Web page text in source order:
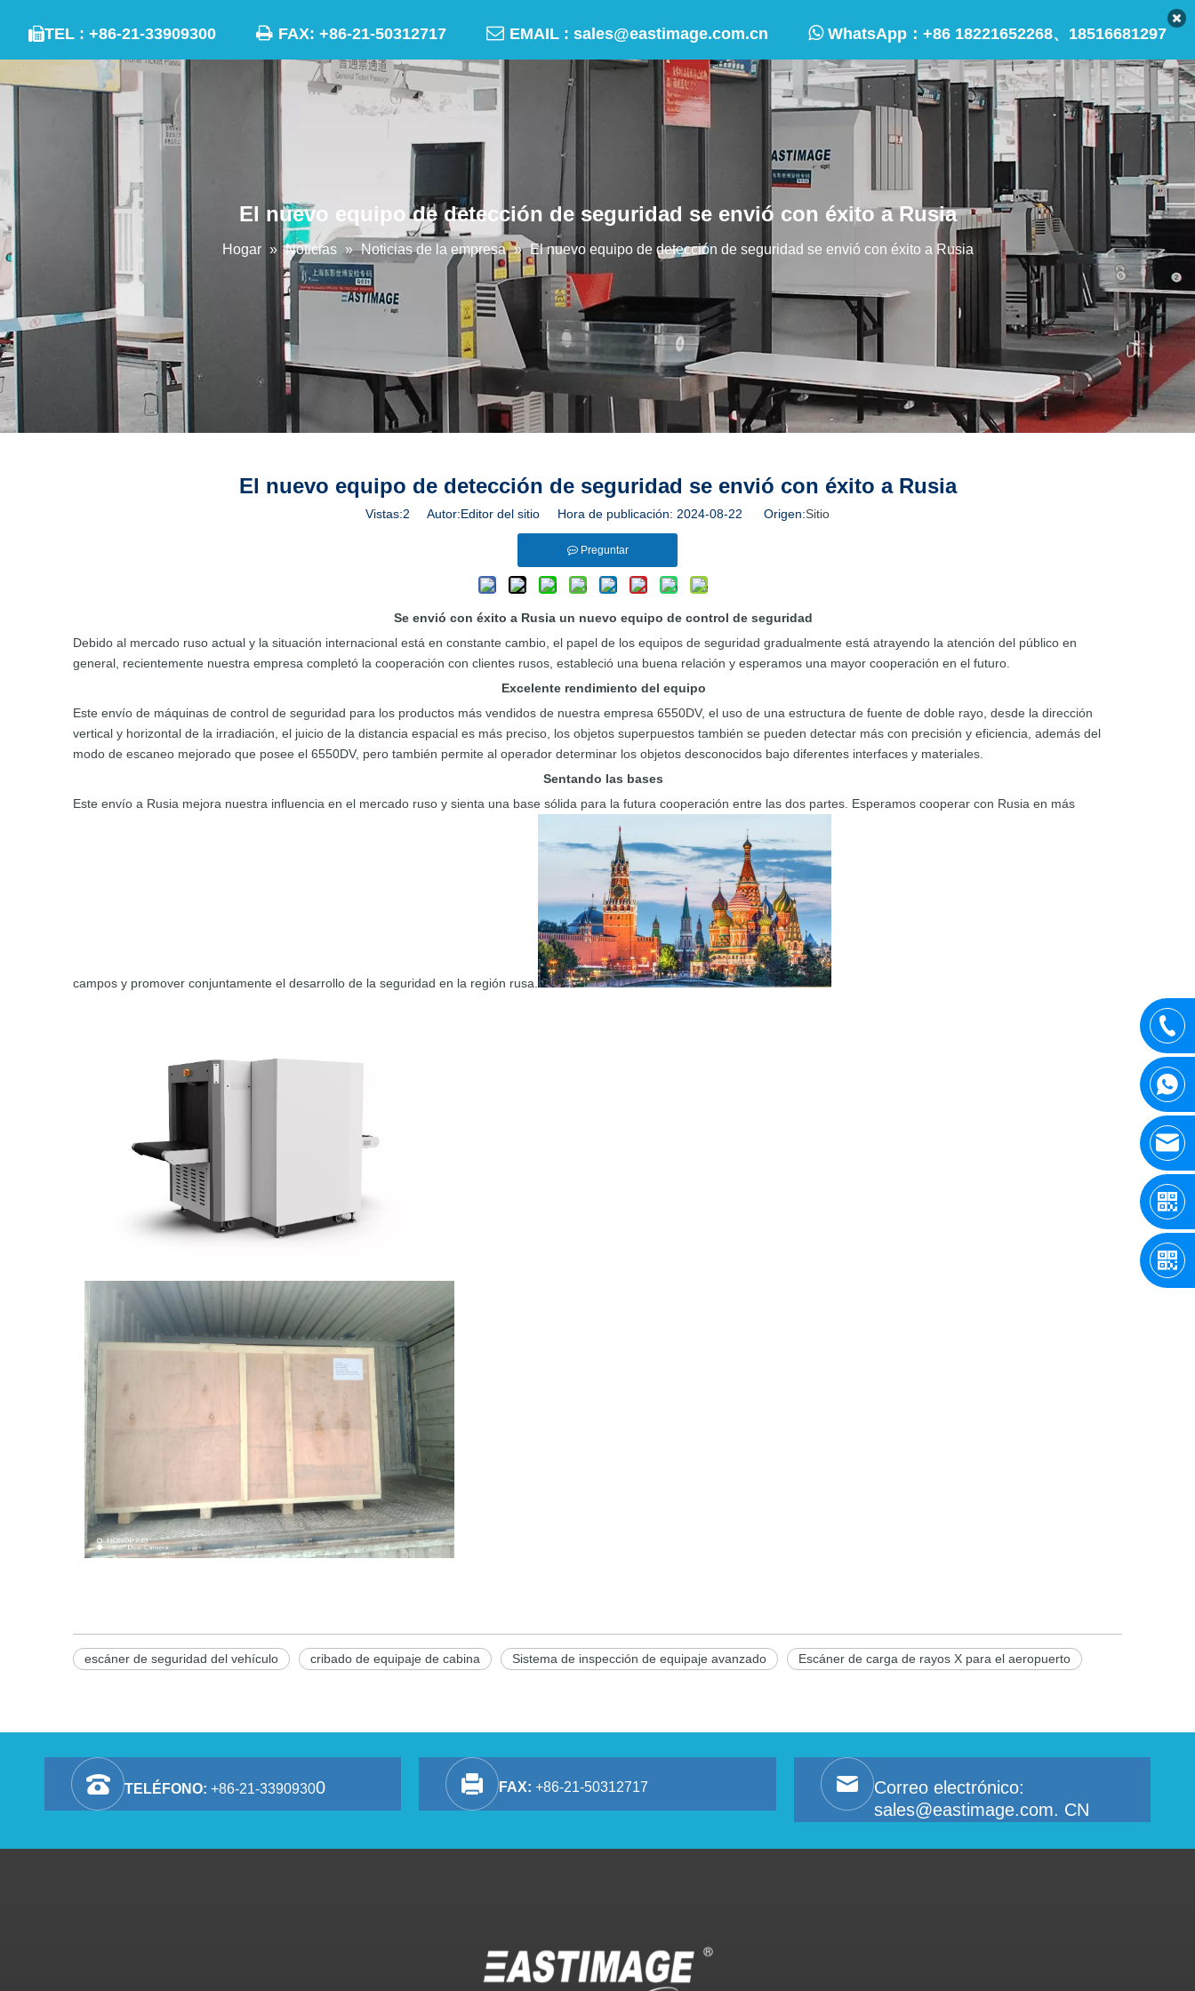
TEL : +86-21-33909300  FAX: +86-21-50312717  EMAIL : sales@eastimage.com.cn WhatsApp： +86 18221652268、18516681297
El nuevo equipo de detección de seguridad se envió con éxito a Rusia
Hogar » Noticias » Noticias de la empresa » El nuevo equipo de detección de seguridad se envió con éxito a Rusia
El nuevo equipo de detección de seguridad se envió con éxito a Rusia
Vistas:2 Autor:Editor del sitio Hora de publicación: 2024-08-22 Origen:Sitio
Preguntar
Se envió con éxito a Rusia un nuevo equipo de control de seguridad
Debido al mercado ruso actual y la situación internacional está en constante cambio, el papel de los equipos de seguridad gradualmente está atrayendo la atención del público en
general, recientemente nuestra empresa completó la cooperación con clientes rusos, estableció una buena relación y esperamos una mayor cooperación en el futuro.
Excelente rendimiento del equipo
Este envío de máquinas de control de seguridad para los productos más vendidos de nuestra empresa 6550DV, el uso de una estructura de fuente de doble rayo, desde la dirección
vertical y horizontal de la irradiación, el juicio de la distancia espacial es más preciso, los objetos superpuestos también se pueden detectar más con precisión y eficiencia, además del
modo de escaneo mejorado que posee el 6550DV, pero también permite al operador determinar los objetos desconocidos bajo diferentes interfaces y materiales.
Sentando las bases
Este envío a Rusia mejora nuestra influencia en el mercado ruso y sienta una base sólida para la futura cooperación entre las dos partes. Esperamos cooperar con Rusia en más
campos y promover conjuntamente el desarrollo de la seguridad en la región rusa.
escáner de seguridad del vehículo cribado de equipaje de cabina Sistema de inspección de equipaje avanzado Escáner de carga de rayos X para el aeropuerto
TELÉFONO: +86-21-33909300 FAX: +86-21-50312717
Correo electrónico:
sales@eastimage.com. CN